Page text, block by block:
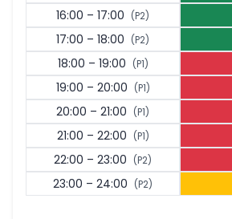
16:00 – 17:00 (P2)
17:00 – 18:00 (P2)
18:00 – 19:00 (P1)
19:00 – 20:00 (P1)
20:00 – 21:00 (P1)
21:00 – 22:00 (P1)
22:00 – 23:00 (P2)
23:00 – 24:00 (P2)